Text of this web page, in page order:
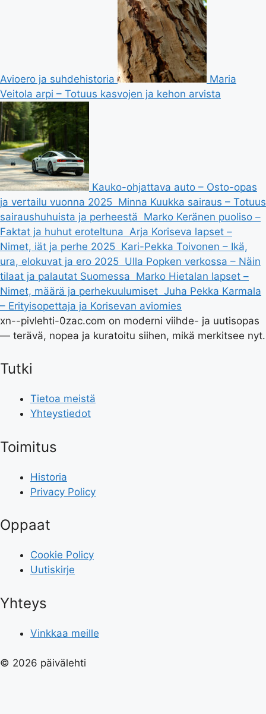
Avioero ja suhdehistoria
Maria
Veitola arpi – Totuus kasvojen ja kehon arvista
Kauko-ohjattava auto – Osto-opas
ja vertailu vuonna 2025 Minna Kuukka sairaus – Totuus
sairaushuhuista ja perheestä Marko Keränen puoliso –
Faktat ja huhut eroteltuna Arja Koriseva lapset –
Nimet, iät ja perhe 2025 Kari-Pekka Toivonen – Ikä,
ura, elokuvat ja ero 2025 Ulla Popken verkossa – Näin
tilaat ja palautat Suomessa Marko Hietalan lapset –
Nimet, määrä ja perhekuulumiset Juha Pekka Karmala
– Erityisopettaja ja Korisevan aviomies
xn--pivlehti-0zac.com on moderni viihde- ja uutisopas
— terävä, nopea ja kuratoitu siihen, mikä merkitsee nyt.
Tutki
Tietoa meistä
Yhteystiedot
Toimitus
Historia
Privacy Policy
Oppaat
Cookie Policy
Uutiskirje
Yhteys
Vinkkaa meille
© 2026 päivälehti